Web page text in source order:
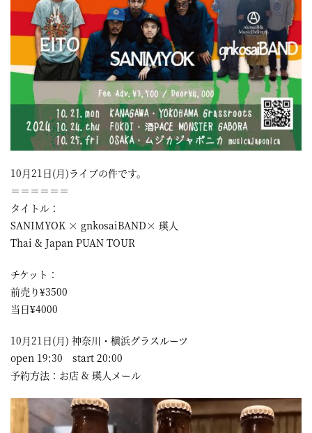
10月21日(月)ライブの件です。
＝＝＝＝＝＝
タイトル：
SANIMYOK × gnkosaiBAND× 瑛人
Thai & Japan PUAN TOUR
チケット：
前売り¥3500
当日¥4000
10月21日(月) 神奈川・横浜グラスルーツ
open 19:30 start 20:00
予約方法：お店 & 瑛人メール